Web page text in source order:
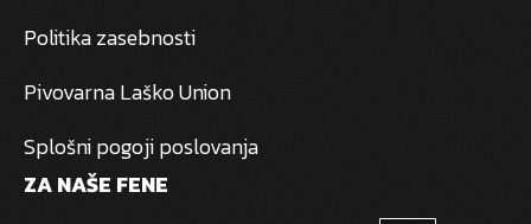
Politika zasebnosti
Pivovarna Laško Union
Splošni pogoji poslovanja
ZA NAŠE FENE